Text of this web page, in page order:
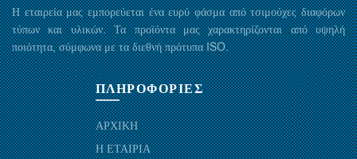
Η εταιρεία μας εμπορεύεται ένα ευρύ φάσμα από τσιμούχες διαφόρων
τύπων και υλικών. Τα προϊόντα μας χαρακτηρίζονται από υψηλή
ποιότητα, σύμφωνα με τα διεθνή πρότυπα ISO.
ΠΛΗΡΟΦΟΡΙΕΣ
ΑΡΧΙΚΗ
Η ΕΤΑΙΡΙΑ